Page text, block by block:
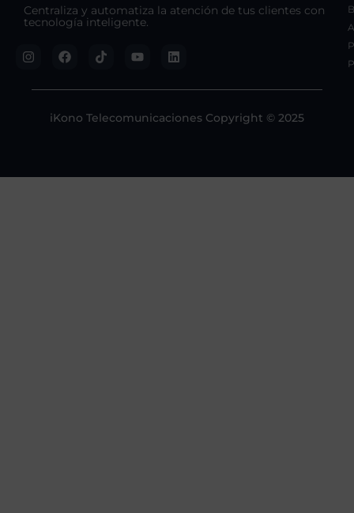
Centraliza y automatiza la atención de tus clientes con
tecnología inteligente.
iKono Telecomunicaciones Copyright © 2025